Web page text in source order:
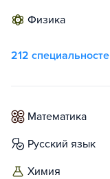
физика
212
математика
русский язык
химия